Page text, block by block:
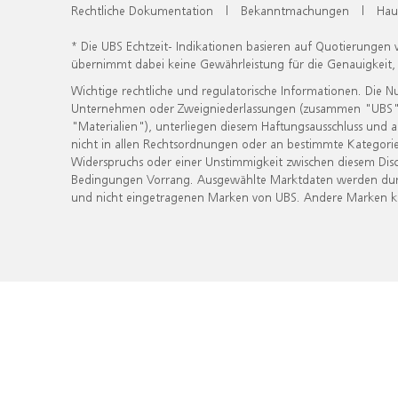
Rechtliche Dokumentation | Bekanntmachungen |
* Die UBS Echtzeit- Indikationen basieren auf
übernimmt dabei keine Gewährleistung für die
Wichtige rechtliche und regulatorische Informationen. Die
Unternehmen oder Zweigniederlassungen (zusammen
"Materialien"), unterliegen diesem Haftungsausschluss
nicht in allen Rechtsordnungen oder an bestimmte
Widerspruchs oder einer Unstimmigkeit zwischen diesem
Bedingungen Vorrang. Ausgewählte Marktdaten werden
und nicht eingetragenen Marken von UBS. Andere Marken